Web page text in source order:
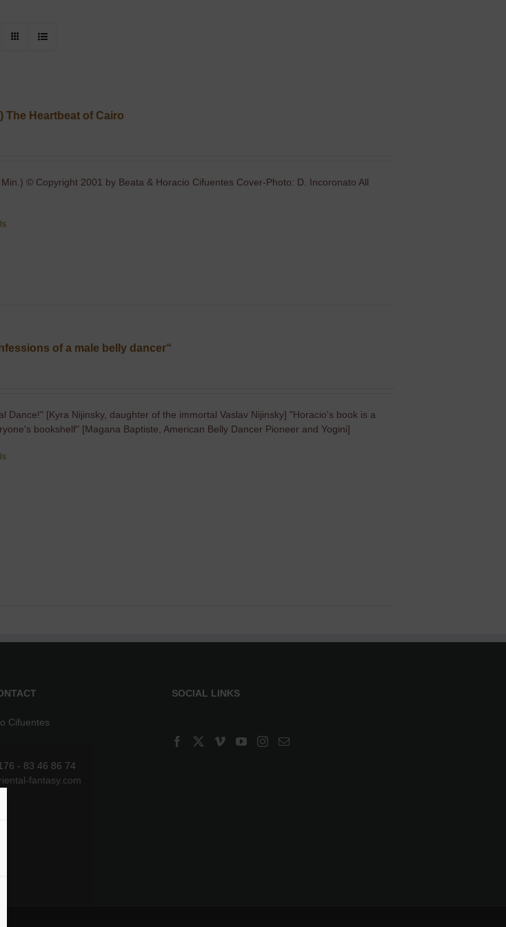
The Heartbeat of Cairo
© Copyright 2001 by Beata & Horacio Cifuentes Cover-Photo: D. Incoronato All
of a male belly dancer“
Dance!" [Kyra Nijinsky, daughter of the immortal Vaslav Nijinsky] "Horacio's book is a
bookshelf" [Magana Baptiste, American Belly Dancer Pioneer and Yogini]
Cifuentes
- 83 46 86 74
fantasy.com
SOCIAL LINKS